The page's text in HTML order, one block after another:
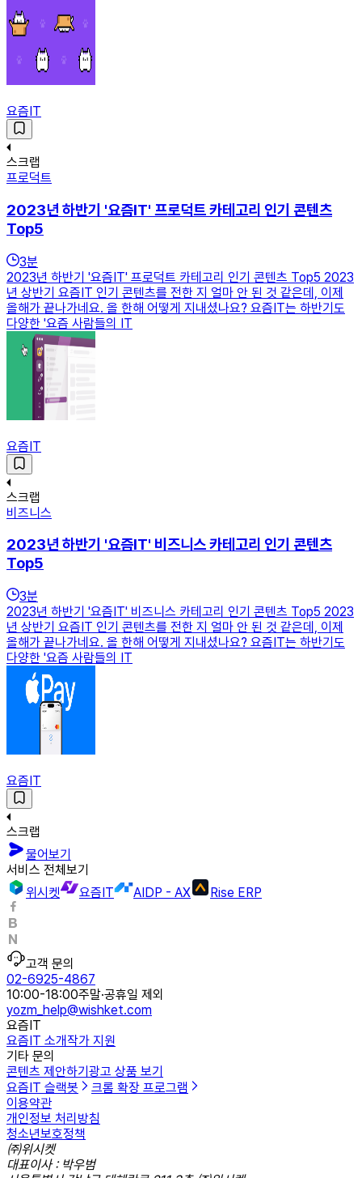
요즘IT
스크랩
프로덕트
2023년 하반기 '요즘IT' 프로덕트 카테고리 인기 콘텐츠
Top5
3분
2023년 하반기 '요즘IT' 프로덕트 카테고리 인기 콘텐츠 Top5 2023
년 상반기 요즘IT 인기 콘텐츠를 전한 지 얼마 안 된 것 같은데, 이제
올해가 끝나가네요. 올 한해 어떻게 지내셨나요? 요즘IT는 하반기도
다양한 '요즘 사람들의 IT
요즘IT
스크랩
비즈니스
2023년 하반기 '요즘IT' 비즈니스 카테고리 인기 콘텐츠
Top5
3분
2023년 하반기 '요즘IT' 비즈니스 카테고리 인기 콘텐츠 Top5 2023
년 상반기 요즘IT 인기 콘텐츠를 전한 지 얼마 안 된 것 같은데, 이제
올해가 끝나가네요. 올 한해 어떻게 지내셨나요? 요즘IT는 하반기도
다양한 '요즘 사람들의 IT
요즘IT
스크랩
물어보기
서비스 전체보기
위시켓
요즘IT AIDP - AX Rise ERP
고객 문의
02-6925-4867
10:00-18:00주말·공휴일 제외
yozm_help@wishket.com
요즘IT
요즘IT 소개작가 지원
기타 문의
콘텐츠 제안하기 광고 상품 보기
요즘IT 슬랙봇
크롬 확장 프로그램
이용약관
개인정보 처리방침
청소년보호정책
㈜위시켓
대표이사 : 박우범